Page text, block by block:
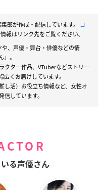
部が作成・配信しています。 コ
報はリンク先をご覧ください。
、声優・舞台・俳優などの情
。
クター作品、VTuberなどストリー
くお届けしています。
し活）お役立ち情報など、女性オ
しています。
る声優さん